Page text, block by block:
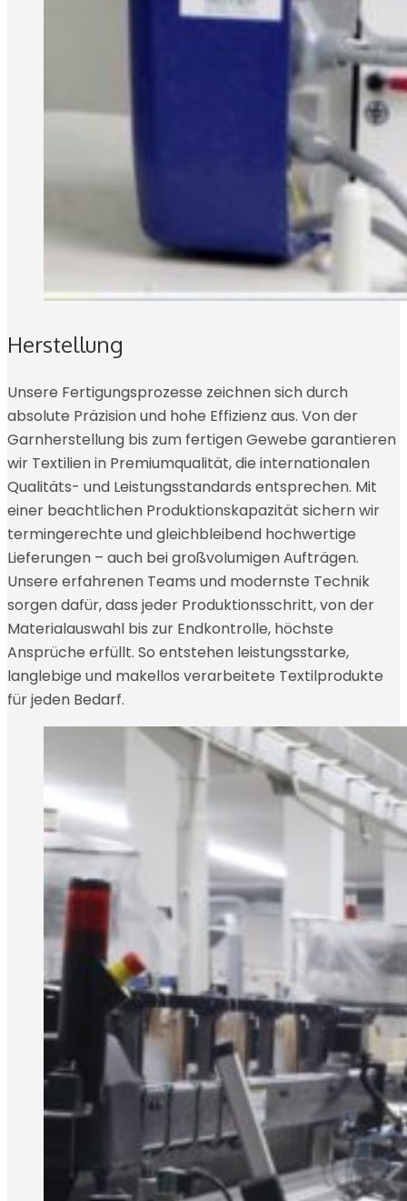
Herstellung
Unsere Fertigungsprozesse zeichnen sich durch
absolute Präzision und hohe Effizienz aus. Von der
Garnherstellung bis zum fertigen Gewebe garantieren
wir Textilien in Premiumqualität, die internationalen
Qualitäts- und Leistungsstandards entsprechen. Mit
einer beachtlichen Produktionskapazität sichern wir
termingerechte und gleichbleibend hochwertige
Lieferungen – auch bei großvolumigen Aufträgen.
Unsere erfahrenen Teams und modernste Technik
sorgen dafür, dass jeder Produktionsschritt, von der
Materialauswahl bis zur Endkontrolle, höchste
Ansprüche erfüllt. So entstehen leistungsstarke,
langlebige und makellos verarbeitete Textilprodukte
für jeden Bedarf.